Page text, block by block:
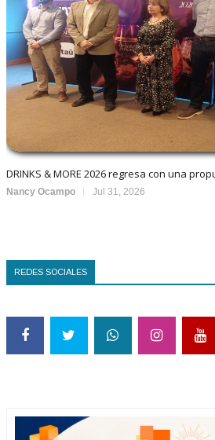
DRINKS & MORE 2026 regresa con una
Nancy Ocampo Jul 31, 2026
REDES SOCIALES